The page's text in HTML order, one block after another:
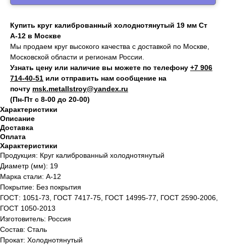
Купить круг калиброванный холоднотянутый 19 мм Ст
А-12 в Москве
Мы продаем круг высокого качества с доставкой по Москве,
Московской области и регионам России.
Узнать цену или наличие вы можете по телефону +7 906
714‑40-51 или отправить нам сообщение на
почту msk.metallstroy@yandex.ru
(Пн-Пт с 8-00 до 20-00)
Характеристики
Описание
Доставка
Оплата
Характеристики
Продукция: Круг калиброванный холоднотянутый
Диаметр (мм): 19
Марка стали: А-12
Покрытие: Без покрытия
ГОСТ: 1051-73, ГОСТ 7417-75, ГОСТ 14995-77, ГОСТ 2590-2006,
ГОСТ 1050-2013
Изготовитель: Россия
Состав: Сталь
Прокат: Холоднотянутый